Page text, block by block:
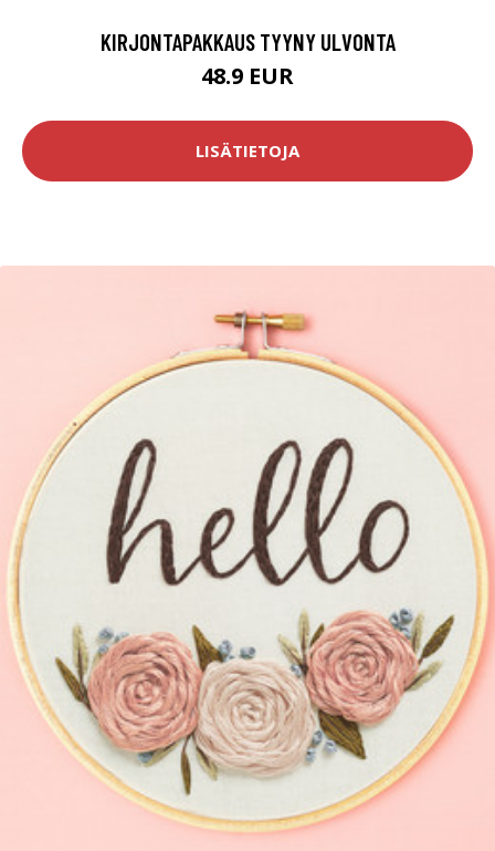
KIRJONTAPAKKAUS TYYNY ULVONTA
48.9 EUR
LISÄTIETOJA